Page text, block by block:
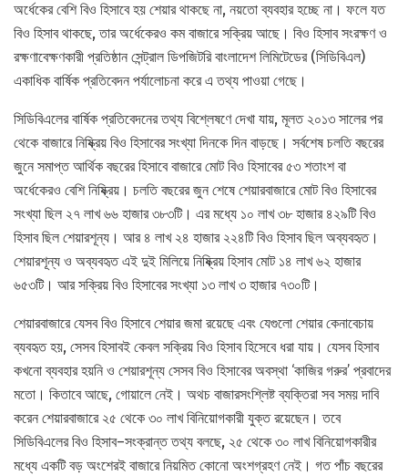
অর্ধেকের বেশি বিও হিসাবে হয় শেয়ার থাকছে না, নয়তো ব্যবহার হচ্ছে না। ফলে যত
বিও হিসাব থাকছে, তার অর্ধেকেরও কম বাজারে সক্রিয় আছে। বিও হিসাব সংরক্ষণ ও
রক্ষণাবেক্ষণকারী প্রতিষ্ঠান সেন্ট্রাল ডিপজিটরি বাংলাদেশ লিমিটেডের (সিডিবিএল)
একাধিক বার্ষিক প্রতিবেদন পর্যালোচনা করে এ তথ্য পাওয়া গেছে।
সিডিবিএলের বার্ষিক প্রতিবেদনের তথ্য বিশ্লেষণে দেখা যায়, মূলত ২০১৩ সালের পর
থেকে বাজারে নিষ্ক্রিয় বিও হিসাবের সংখ্যা দিনকে দিন বাড়ছে। সর্বশেষ চলতি বছরের
জুনে সমাপ্ত আর্থিক বছরের হিসাবে বাজারে মোট বিও হিসাবের ৫৩ শতাংশ বা
অর্ধেকেরও বেশি নিষ্ক্রিয়। চলতি বছরের জুন শেষে শেয়ারবাজারে মোট বিও হিসাবের
সংখ্যা ছিল ২৭ লাখ ৬৬ হাজার ৩৮৩টি। এর মধ্যে ১০ লাখ ৩৮ হাজার ৪২৯টি বিও
হিসাব ছিল শেয়ারশূন্য। আর ৪ লাখ ২৪ হাজার ২২৪টি বিও হিসাব ছিল অব্যবহৃত।
শেয়ারশূন্য ও অব্যবহৃত এই দুই মিলিয়ে নিষ্ক্রিয় হিসাব মোট ১৪ লাখ ৬২ হাজার
৬৫৩টি। আর সক্রিয় বিও হিসাবের সংখ্যা ১৩ লাখ ৩ হাজার ৭৩০টি।
শেয়ারবাজারে যেসব বিও হিসাবে শেয়ার জমা রয়েছে এবং যেগুলো শেয়ার কেনাবেচায়
ব্যবহৃত হয়, সেসব হিসাবই কেবল সক্রিয় বিও হিসাব হিসেবে ধরা যায়। যেসব হিসাব
কখনো ব্যবহার হয়নি ও শেয়ারশূন্য সেসব বিও হিসাবের অবস্থা ‘কাজির গরুর’ প্রবাদের
মতো। কিতাবে আছে, গোয়ালে নেই। অথচ বাজারসংশ্লিষ্ট ব্যক্তিরা সব সময় দাবি
করেন শেয়ারবাজারে ২৫ থেকে ৩০ লাখ বিনিয়োগকারী যুক্ত রয়েছেন। তবে
সিডিবিএলের বিও হিসাব–সংক্রান্ত তথ্য বলছে, ২৫ থেকে ৩০ লাখ বিনিয়োগকারীর
মধ্যে একটি বড় অংশেরই বাজারে নিয়মিত কোনো অংশগ্রহণ নেই। গত পাঁচ বছরের